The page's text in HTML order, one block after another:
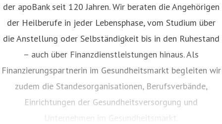
der apoBank seit 120 Jahren. Wir beraten die Angehörigen
der Heilberufe in jeder Lebensphase, vom Studium über
die Anstellung oder Selbständigkeit bis in den Ruhestand
– auch über Finanzdienstleistungen hinaus. Als
Finanzierungspartnerin im Gesundheitsmarkt begleiten wir
zudem die Standesorganisationen, Berufsverbände,
Einrichtungen der Gesundheitsversorgung und
Unternehmen im Gesundheitsmarkt.